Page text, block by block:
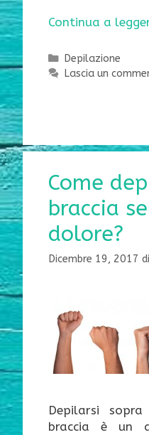
Continua a
Categorie
Depilazione
Lascia un
Come
braccia
dolore?
Dicembre 19, 2017 di
Depilarsi
braccia è un